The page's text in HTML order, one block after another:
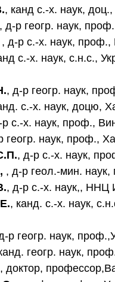
, канд с.-х. наук, доц.
, д-р геогр. наук, проф.
, д-р с.-х. наук, проф.,
с.-х. наук, с.н.с.,
, д-р геогр. наук,
с.-х. наук, доцю,
с.-х. наук, проф.,
геогр. наук, проф.,
, д-р с.-х. наук,
, д-р геол.-мин. наук,
, д-р с.-х. наук,, ННЦ
, канд. с.-х. наук,
р геогр. наук, проф.
геогр. наук,
, доктор, профессор